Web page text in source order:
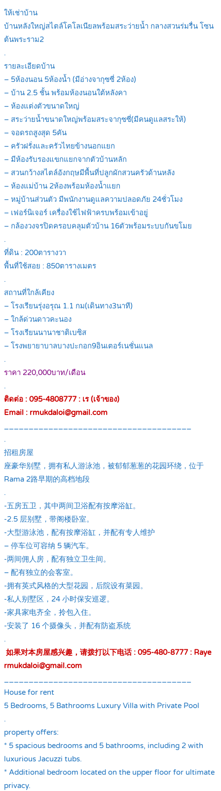
ให้เช่าบ้าน
บ้านหลังใหญ่สไตล์โคโลเนียลพร้อมสระว่ายน้ำ กลางสวนร่มรื่น โซน
ต้นพระราม2
.
รายละเอียดบ้าน
– 5ห้องนอน 5ห้องน้ำ (มีอ่างจากุซซี่ 2ห้อง)
– บ้าน 2.5 ชั้น พร้อมห้องนอนใต้หลังคา
– ห้องแต่งตัวขนาดใหญ่
– สระว่ายน้ำขนาดใหญ่พร้อมสระจากุซซี่(มีคนดูแลสระให้)
– จอดรถสูงสุด 5คัน
– ครัวฝรั่งและครัวไทยข้างนอกแยก
– มีห้องรับรองแขกแยกจากตัวบ้านหลัก
– สวนกว้างสไตล์อังกฤษมีพื้นที่ปลูกผักสวนครัวด้านหลัง
– ห้องแม่บ้าน 2ห้องพร้อมห้องน้ำแยก
– หมู่บ้านส่วนตัว มีพนักงานดูแลความปลอดภัย 24ชั่วโมง
– เฟอร์นิเจอร์ เครื่องใช้ไฟฟ้าครบพร้อมเข้าอยู่
– กล้องวงจรปิดครอบคลุมตัวบ้าน 16ตัวพร้อมระบบกันขโมย
.
ที่ดิน : 200ตารางวา
พื้นที่ใช้สอย : 850ตารางเมตร
.
สถานที่ใกล้เคียง
– โรงเรียนรุ่งอรุณ 1.1 กม(เดินทาง3นาที)
– ใกล้ด่วนดาวคะนอง
– โรงเรียนนานาชาติเบซิส
– โรงพยายาบาลบางปะกอก9อินเตอร์เนชั่นแนล
.
ราคา 220,000บาท/เดือน
.
ติดต่อ : 095-4808777 : เร (เจ้าของ)
Email : rmukdaloi@gmail.com
.
招租房屋
座豪华别墅，拥有私人游泳池，被郁郁葱葱的花园环绕，位于
Rama 2路早期的高档地段
.
-五房五卫，其中两间卫浴配有按摩浴缸。
-2.5 层别墅，带阁楼卧室。
-大型游泳池，配有按摩浴缸，并配有专人维护
– 停车位可容纳 5 辆汽车。
-两间佣人房，配有独立卫生间。
– 配有独立的会客室。
-拥有英式风格的大型花园，后院设有菜园。
-私人别墅区，24 小时保安巡逻。
-家具家电齐全，拎包入住。
-安装了 16 个摄像头，并配有防盗系统
.
如果对本房屋感兴趣，请拨打以下电话 : 095-480-8777 : Raye
rmukdaloi@gmail.com
House for rent
5 Bedrooms, 5 Bathrooms Luxury Villa with Private Pool
.
property offers:
* 5 spacious bedrooms and 5 bathrooms, including 2 with
luxurious Jacuzzi tubs.
* Additional bedroom located on the upper floor for ultimate
privacy.